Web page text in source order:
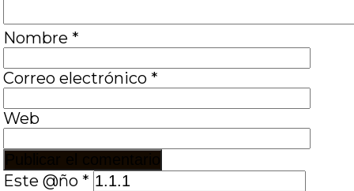
Nombre *
Correo electrónico *
Web
Este @ño *